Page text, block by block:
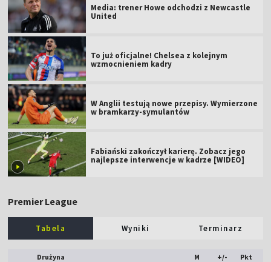
Media: trener Howe odchodzi z Newcastle
United
To już oficjalne! Chelsea z kolejnym
wzmocnieniem kadry
W Anglii testują nowe przepisy. Wymierzone
w bramkarzy-symulantów
Fabiański zakończył karierę. Zobacz jego
najlepsze interwencje w kadrze [WIDEO]
Premier League
Tabela Wyniki Terminarz
Drużyna M +/- Pkt